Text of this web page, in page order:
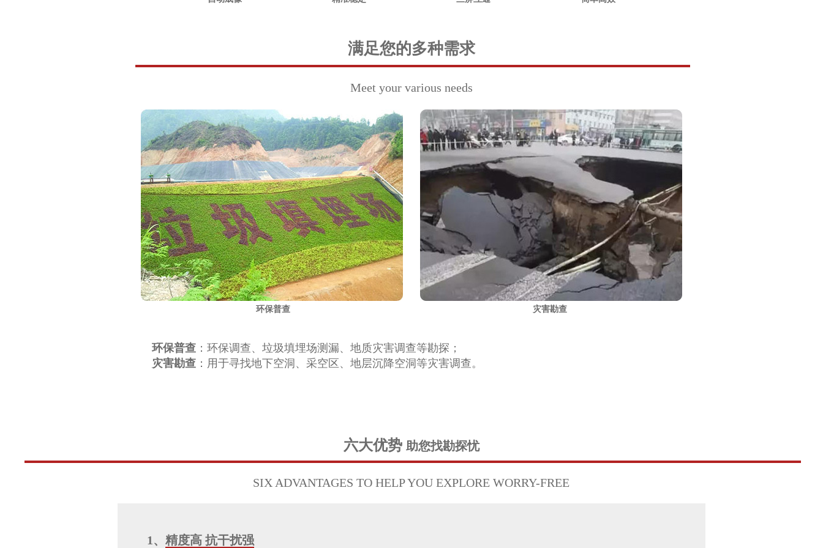
满足您的多种需求
Meet your various needs
环保普查 灾害勘查
环保普查：环保调查、垃圾填埋场测漏、地质灾害调查等勘探；
灾害勘查：用于寻找地下空洞、采空区、地层沉降空洞等灾害调查。
六大优势 助您找勘探忧
SIX ADVANTAGES TO HELP YOU EXPLORE WORRY-FREE
1、 精度高 抗干扰强